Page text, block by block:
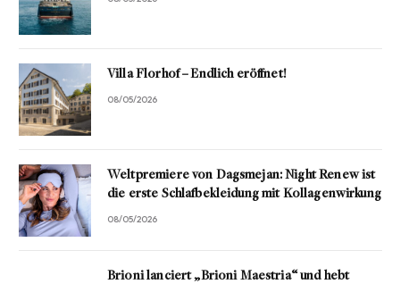
Villa Florhof – Endlich eröffnet!
08/05/2026
Weltpremiere von Dagsmejan: Night Renew ist
die erste Schlafbekleidung mit Kollagenwirkung
08/05/2026
Brioni lanciert „Brioni Maestria“ und hebt